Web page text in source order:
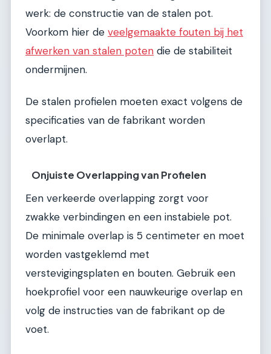
werk: de constructie van de stalen pot.
Voorkom hier de veelgemaakte fouten bij het
afwerken van stalen poten die de stabiliteit
ondermijnen.
De stalen profielen moeten exact volgens de
specificaties van de fabrikant worden
overlapt.
Onjuiste Overlapping van Profielen
Een verkeerde overlapping zorgt voor
zwakke verbindingen en een instabiele pot.
De minimale overlap is 5 centimeter en moet
worden vastgeklemd met
verstevigingsplaten en bouten. Gebruik een
hoekprofiel voor een nauwkeurige overlap en
volg de instructies van de fabrikant op de
voet.